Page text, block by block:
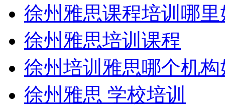
徐州雅思课程培训哪里
徐州雅思培训课程
徐州培训雅思哪个机构
徐州雅思 学校培训